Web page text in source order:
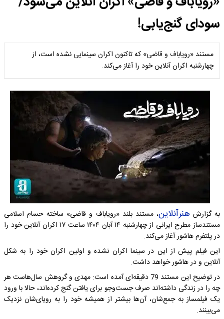
سودای گنج‌یابی!
مستند «رویاباف و قاضی» که تاکنون اکران سینمایی نشده است، از
چهارشنبه اکران آنلاین خود را آغاز می‌کند.
به گزارش هنرآنلاین، مستند بلند «رویاباف و قاضی» ساخته حسام اسلامی
مستندساز مطرح ایرانی از چهارشنبه ۱۴ آبان ۱۴۰۴ ساعت ۱۷ اکران آنلاین خود را
در پلتفرم هاشور آغاز می‌کند.
این فیلم پیش از این در سینما اکران نشده و اولین اکران خود را به شکل
آنلاین و در هاشور خواهد داشت.
در توضیح این مستند 79 دقیقه‌ای آمده است: مهدی و گروهش سال‌هاست هر
چه را در زندگی داشته‌اند صرف جست‌وجو برای یافتن گنج کرده‌اند، حالا با ورود
یک فیلمساز به جمع‌شان، آن‌ها بیشتر از همیشه خود را به رویای‌شان نزدیک‌
می‌بینند.